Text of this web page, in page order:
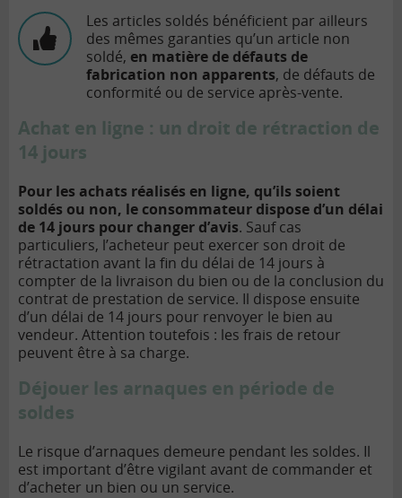
Les articles soldés bénéficient par ailleurs
des mêmes garanties qu’un article non
soldé, en matière de défauts de
fabrication non apparents, de défauts de
conformité ou de service après-vente.
Achat en ligne : un droit de rétraction de
14 jours
Pour les achats réalisés en ligne, qu’ils soient
soldés ou non, le consommateur dispose d’un délai
de 14 jours pour changer d’avis. Sauf cas
particuliers, l’acheteur peut exercer son droit de
rétractation avant la fin du délai de 14 jours à
compter de la livraison du bien ou de la conclusion du
contrat de prestation de service. Il dispose ensuite
d’un délai de 14 jours pour renvoyer le bien au
vendeur. Attention toutefois : les frais de retour
peuvent être à sa charge.
Déjouer les arnaques en période de
soldes
Le risque d’arnaques demeure pendant les soldes. Il
est important d’être vigilant avant de commander et
d’acheter un bien ou un service.